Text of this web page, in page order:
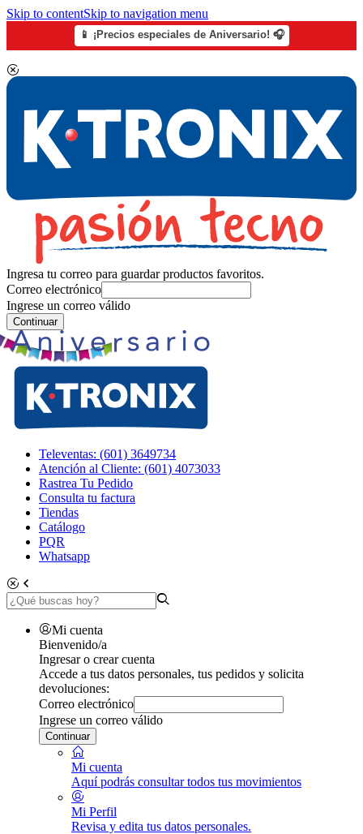
Skip to contentSkip to navigation menu
📱 ¡Precios especiales de Aniversario! 🎧
Ingresa tu correo para guardar productos favoritos.
Correo electrónico
Ingrese un correo válido
Continuar
Televentas: (601) 3649734
Atención al Cliente: (601) 4073033
Rastrea Tu Pedido
Consulta tu factura
Tiendas
Catálogo
PQR
Whatsapp
Mi cuenta
Bienvenido/a
Ingresar o crear cuenta
Accede a tus datos personales, tus pedidos y solicita
devoluciones:
Correo electrónico
Ingrese un correo válido
Continuar
Mi cuenta
Aquí podrás consultar todos tus movimientos
Mi Perfil
Revisa y edita tus datos personales.